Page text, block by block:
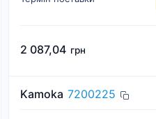
2 087,04 грн
Kamoka 7200225